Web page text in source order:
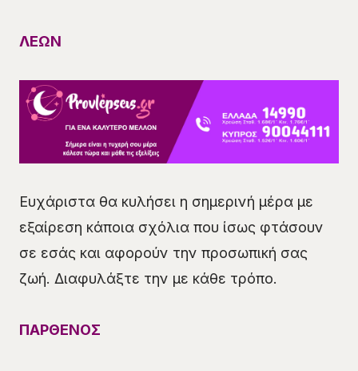
ΛΕΩΝ
Ευχάριστα θα κυλήσει η σημερινή μέρα με
εξαίρεση κάποια σχόλια που ίσως φτάσουν
σε εσάς και αφορούν την προσωπική σας
ζωή. Διαφυλάξτε την με κάθε τρόπο.
ΠΑΡΘΕΝΟΣ